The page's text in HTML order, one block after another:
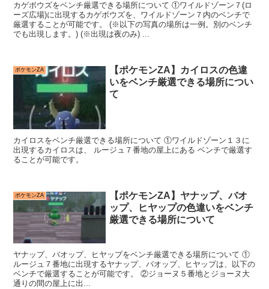
カゲボウズをベンチ厳選できる場所について ①ワイルドゾーン７(ロ
ーズ広場)に出現するカゲボウズを、ワイルドゾーン７内のベンチで
厳選することが可能です。 (※以下の写真の場所は一例。別のベンチ
でも出現します。) (※出現は夜のみ) ...
ポケモンZA
【ポケモンZA】カイロスの色違
いをベンチ厳選できる場所につい
て
カイロスをベンチ厳選できる場所について ①ワイルドゾーン１３に
出現するカイロスは、 ルージュ７番地の屋上にある ベンチで厳選す
ることが可能です。
ポケモンZA
【ポケモンZA】ヤナップ、バオ
ップ、ヒヤップの色違いをベンチ
厳選できる場所について
ヤナップ、バオップ、ヒヤップをベンチ厳選できる場所について ①
ルージュ７番地に出現するヤナップ、バオップ、ヒヤップは、以下の
ベンチで厳選することが可能です。 ②ジョーヌ５番地とジョーヌ大
通りの間の屋上に出...